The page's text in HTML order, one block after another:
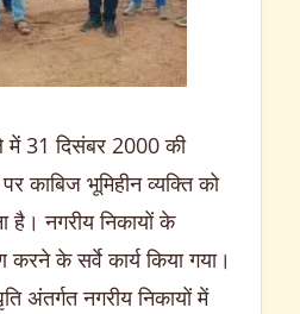
में31 दिसंबर 2000की
काबिज भूमिहीन व्यक्ति को
है। नगरीय निकायों के
करने के सर्वे कार्य किया गया।
अंतर्गत नगरीय निकायों में